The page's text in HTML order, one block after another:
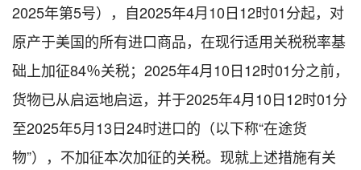
2025年第5号），自2025年4月10日12时01分起，对
原产于美国的所有进口商品，在现行适用关税税率基
础上加征84％关税；2025年4月10日12时01分之前，
货物已从启运地启运，并于2025年4月10日12时01分
至2025年5月13日24时进口的（以下称“在途货
物”），不加征本次加征的关税。现就上述措施有关